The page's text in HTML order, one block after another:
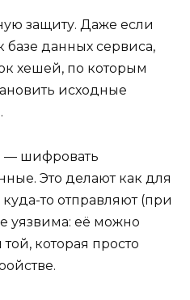
защиту. Даже если
базе данных сервиса,
хешей, по которым
исходные
— шифровать
Это делают как для
то отправляют (при
уязвима: её можно
которая просто